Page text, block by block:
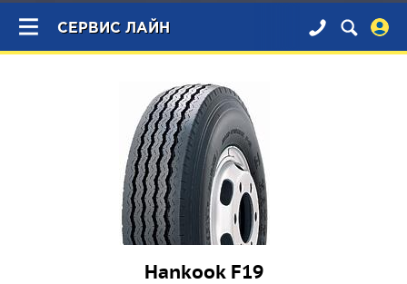
×
СЕРВИС ЛАЙН
Hankook F19